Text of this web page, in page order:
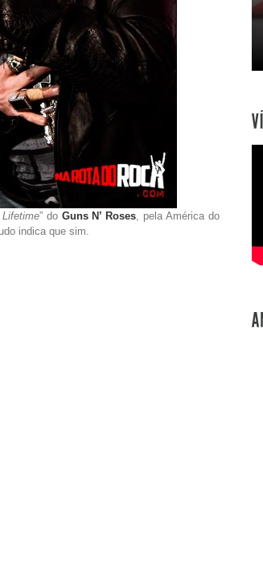
” do Guns N’ Roses , pela América do
indica que sim.